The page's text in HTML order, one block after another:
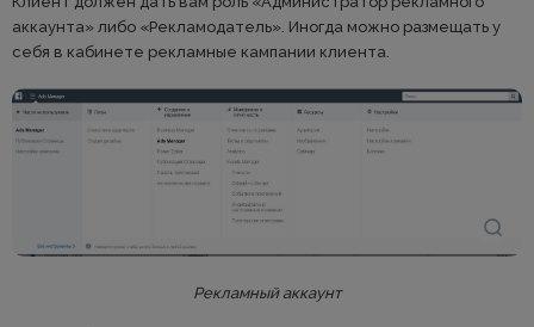
аккаунта» либо «Рекламодатель». Иногда можно размещать у
себя в кабинете рекламные кампании клиента.
Рекламный аккаунт